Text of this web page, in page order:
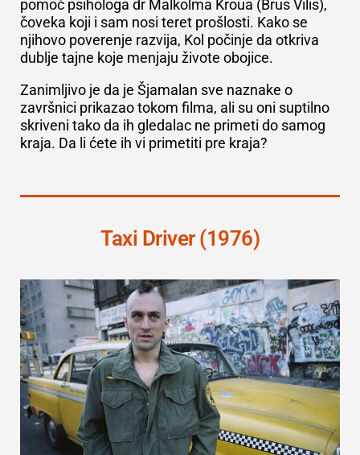
pomoć psihologa dr Malkolma Kroua (Brus Vilis),
čoveka koji i sam nosi teret prošlosti. Kako se
njihovo poverenje razvija, Kol počinje da otkriva
dublje tajne koje menjaju živote obojice.
Zanimljivo je da je Šjamalan sve naznake o
završnici prikazao tokom filma, ali su oni suptilno
skriveni tako da ih gledalac ne primeti do samog
kraja. Da li ćete ih vi primetiti pre kraja?
Taxi Driver (1976)